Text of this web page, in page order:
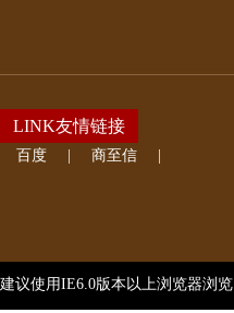
LINK友情链接
百度 商至信
建议使用IE6.0版本以上浏览器浏览